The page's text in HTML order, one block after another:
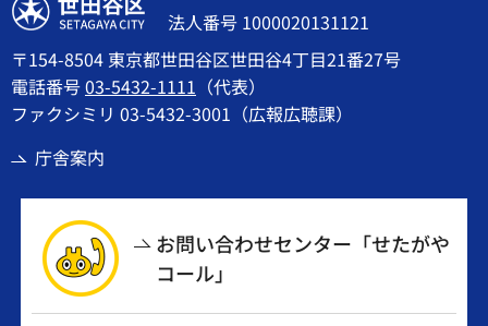
法人番号 1000020131121
〒154-8504 東京都世田谷区世田谷4丁目21番27号
電話番号03-5432-1111 （代表）
ファクシミリ 03-5432-3001（広報広聴課）
庁舎案内
お問い合わせセンター「せたがや
コール」